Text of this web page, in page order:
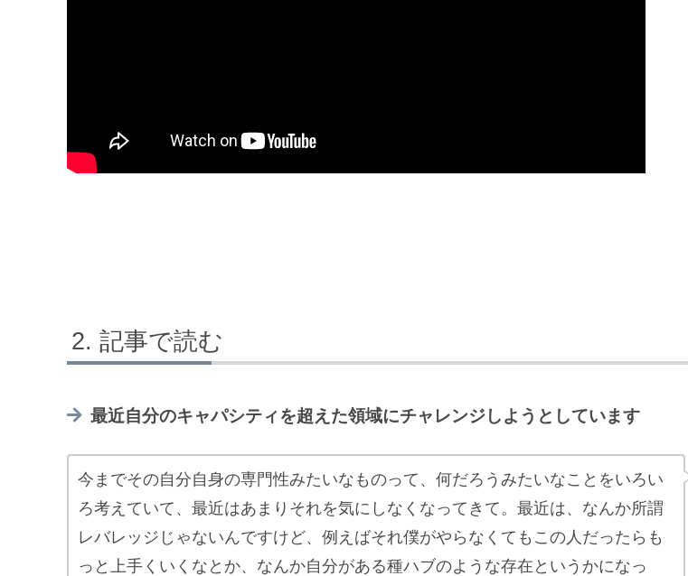
記事で読む
最近自分のキャパシティを超えた領域にチャレンジしようとしています
今までその自分自身の専門性みたいなものって、何だろうみたいなことをいろい
ろ考えていて、最近はあまりそれを気にしなくなってきて。最近は、なんか所謂
レバレッジじゃないんですけど、例えばそれ僕がやらなくてもこの人だったらも
っと上手くいくなとか、なんか自分がある種ハブのような存在というかになっ